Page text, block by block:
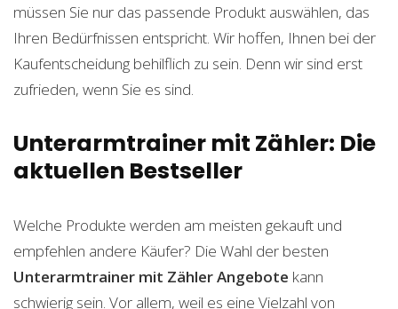
müssen Sie nur das passende Produkt auswählen, das
Ihren Bedürfnissen entspricht. Wir hoffen, Ihnen bei der
Kaufentscheidung behilflich zu sein. Denn wir sind erst
zufrieden, wenn Sie es sind.
Unterarmtrainer mit Zähler: Die
aktuellen Bestseller
Welche Produkte werden am meisten gekauft und
empfehlen andere Käufer? Die Wahl der besten
Unterarmtrainer mit ZählerAngebote kann
schwierig sein. Vor allem, weil es eine Vielzahl von